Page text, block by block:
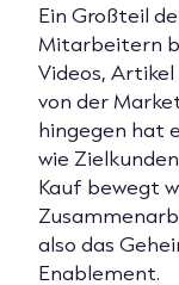
Ein Großteil
Mitarbeitern
Videos,
von der
hingegen hat
wie
Kauf bewegt
also das
Enablement.